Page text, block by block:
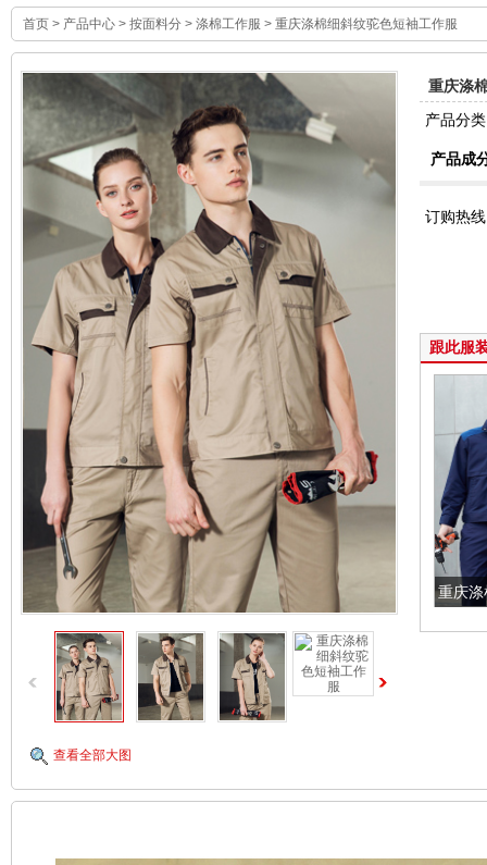
首页 > 产品中心 > 按面料分 > 涤棉工作服 > 重庆涤棉细斜纹驼色短袖工作服
查看全部大图
重庆涤
产品分
产品成
订购热
跟此服
重庆